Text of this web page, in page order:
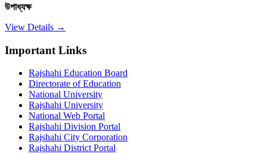
উপাধ্যক্ষ
View Details →
Important Links
Rajshahi Education Board
Directorate of Education
National University
Rajshahi University
National Web Portal
Rajshahi Division Portal
Rajshahi City Corporation
Rajshahi District Portal